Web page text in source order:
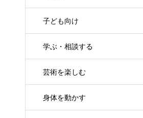
子ども向け
学ぶ・相談する
芸術を楽しむ
身体を動かす